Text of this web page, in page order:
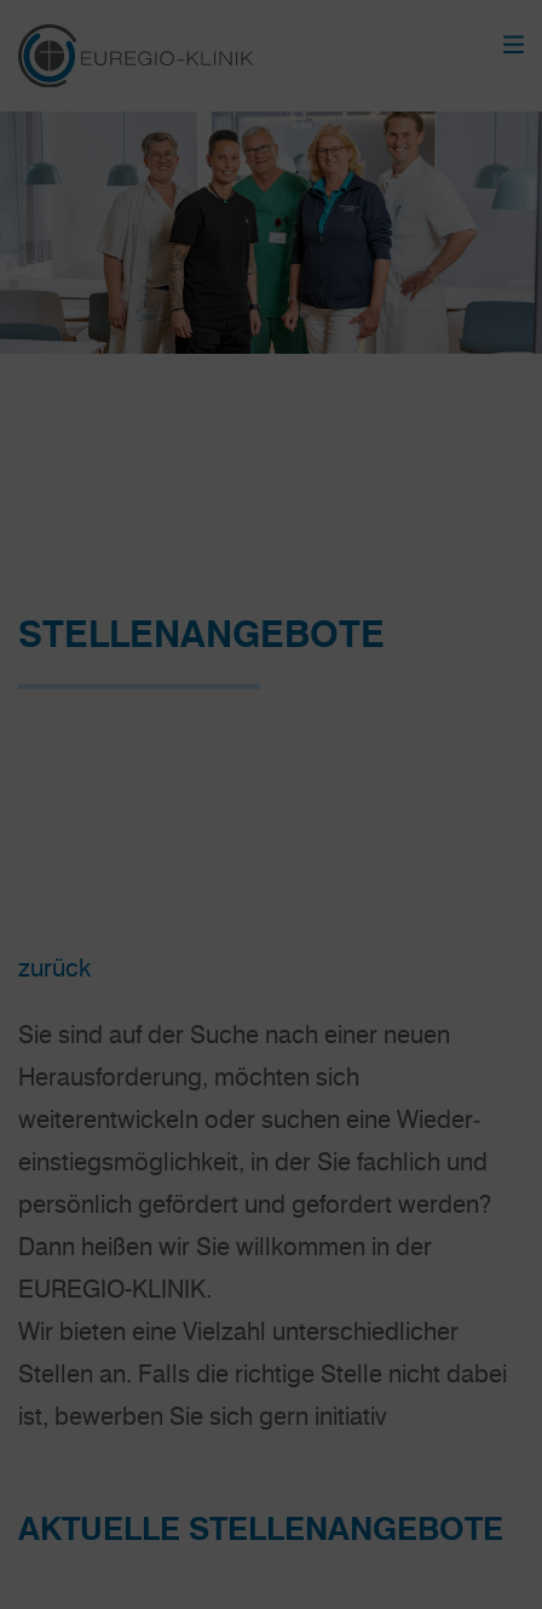
STELLEN­ANGEBOTE
zurück
Sie sind auf der Suche nach einer neuen
Herausforderung, möchten sich
weiterentwickeln oder suchen eine Wieder­
einstiegs­möglichkeit, in der Sie fachlich und
persönlich gefördert und gefordert werden?
Dann heißen wir Sie willkommen in der
EUREGIO-KLINIK.
Wir bieten eine Vielzahl unterschiedlicher
Stellen an. Falls die richtige Stelle nicht dabei
ist, bewerben Sie sich gern initiativ
AKTUELLE STELLENANGEBOTE